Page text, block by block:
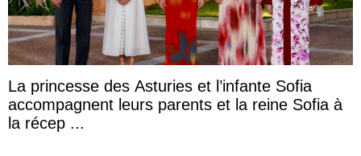
La princesse des Asturies et l’infante Sofia
accompagnent leurs parents et la reine Sofia à
la récep ...